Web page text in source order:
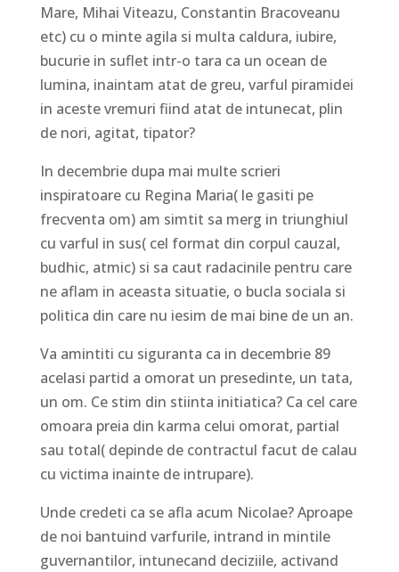
Mare, Mihai Viteazu, Constantin Bracoveanu
etc) cu o minte agila si multa caldura, iubire,
bucurie in suflet intr-o tara ca un ocean de
lumina, inaintam atat de greu, varful piramidei
in aceste vremuri fiind atat de intunecat, plin
de nori, agitat, tipator?
In decembrie dupa mai multe scrieri
inspiratoare cu Regina Maria( le gasiti pe
frecventa om) am simtit sa merg in triunghiul
cu varful in sus( cel format din corpul cauzal,
budhic, atmic) si sa caut radacinile pentru care
ne aflam in aceasta situatie, o bucla sociala si
politica din care nu iesim de mai bine de un an.
Va amintiti cu siguranta ca in decembrie 89
acelasi partid a omorat un presedinte, un tata,
un om. Ce stim din stiinta initiatica? Ca cel care
omoara preia din karma celui omorat, partial
sau total( depinde de contractul facut de calau
cu victima inainte de intrupare).
Unde credeti ca se afla acum Nicolae? Aproape
de noi bantuind varfurile, intrand in mintile
guvernantilor, intunecand deciziile, activand